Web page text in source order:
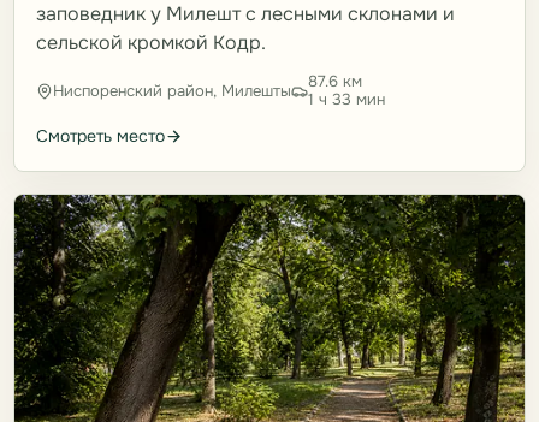
заповедник у Милешт с лесными склонами и
сельской кромкой Кодр.
Ниспоренский район, Милешты
87.6 км
1 ч 33 мин
Смотреть место